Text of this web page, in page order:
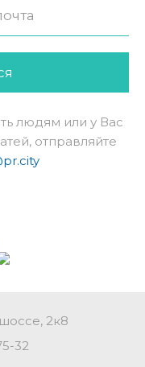
людям или у Вас
отправляйте
2к8
32